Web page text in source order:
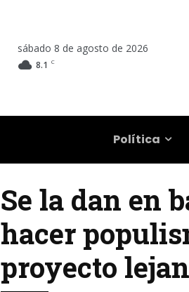
sábado 8 de agosto de 2026
8.1 C
Política
Se la dan en
hacer
proyecto